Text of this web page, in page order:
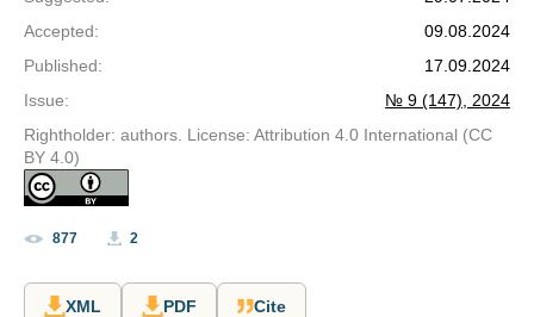
Accepted:
09.08.2024
Published:
17.09.2024
Issue:
№ 9 (147), 2024
Rightholder: authors. License: Attribution 4.0 International (CC
BY 4.0)
877 2
XML PDF Cite